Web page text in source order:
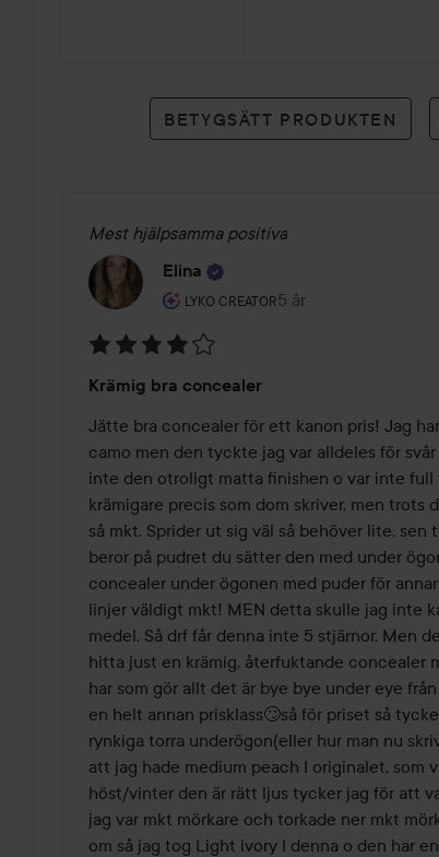
betyg
BETYGSÄTT PRODUKTEN
Mest hjälpsamma positiva
Elina
LYKO CREATOR
Användarens roll: Lyko Creator.
5 år
Inlägget skapades 5 år
4
av
5
Krämig bra concealer
Jätte bra concealer för ett kanon pris! Jag
camo men den tyckte jag var alldeles för
inte den otroligt matta finishen o var inte full
krämigare precis som dom skriver, men trots
så mkt. Sprider ut sig väl så behöver lite,
beror på pudret du sätter den med under
concealer under ögonen med puder för
linjer väldigt mkt! MEN detta skulle jag inte
medel. Så drf får denna inte 5 stjärnor. Men
hitta just en krämig, återfuktande concealer
har som gör allt det är bye bye under eye
en helt annan prisklass🙄så för priset så
rynkiga torra underögon(eller hur man nu
att jag hade medium peach I originalet, som
höst/vinter den är rätt ljus tycker jag för att
jag var mkt mörkare och torkade ner mkt
om så jag tog Light ivory I denna o den har